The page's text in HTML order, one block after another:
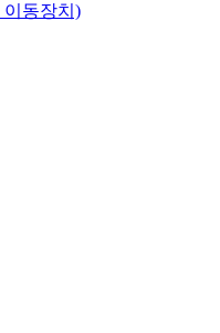
이동장치)